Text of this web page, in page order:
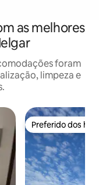
as melhores
foram
limpeza e
Preferido dos
Preferido dos